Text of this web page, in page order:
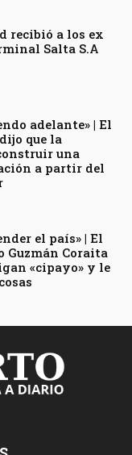
recibió a los ex
Salta S.A
adelante» | El
que la
una
a partir del
el país» | El
Coraita
«cipayo» y le